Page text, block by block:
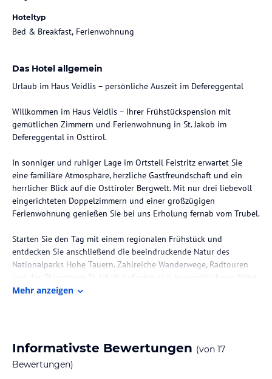
Hoteltyp
Bed & Breakfast, Ferienwohnung
Das Hotel allgemein
Urlaub im Haus Veidlis – persönliche Auszeit im Defereggental
Willkommen im Haus Veidlis – Ihrer Frühstückspension mit
gemütlichen Zimmern und Ferienwohnung in St. Jakob im
Defereggental in Osttirol.
In sonniger und ruhiger Lage im Ortsteil Feistritz erwartet Sie
eine familiäre Atmosphäre, herzliche Gastfreundschaft und ein
herrlicher Blick auf die Osttiroler Bergwelt. Mit nur drei liebevoll
eingerichteten Doppelzimmern und einer großzügigen
Ferienwohnung genießen Sie bei uns Erholung fernab vom Trubel.
Starten Sie den Tag mit einem regionalen Frühstück und
entdecken Sie anschließend die beeindruckende Natur des
Nationalparks Hohe Tauern. Zahlreiche Wanderwege, Radtouren
und das Skizentrum St. Jakob befinden sich in unmittelbarer Nähe
und machen unser Haus zum idealen Ausgangspunkt für Ihren
stehen Ruhe, persönlicher Service und echte Gastfreundschaft im
Mittelpunkt. Gerne geben wir Ihnen individuelle Tipps zu den
schönsten Wanderungen, Ausflugszielen und Geheimtipps im
Mehr anzeigen
Informativste Bewertungen (von 17
Bewertungen)